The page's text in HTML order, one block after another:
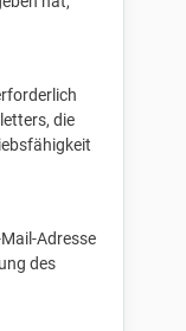
die
Adresse
des